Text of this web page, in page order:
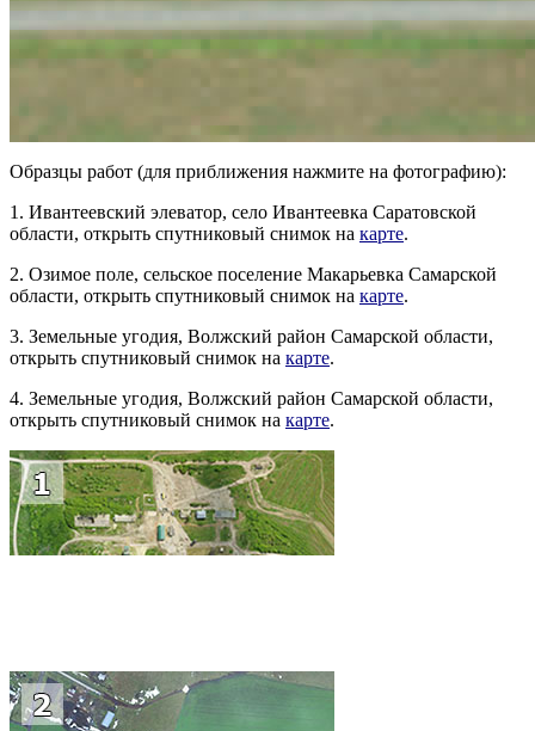
Образцы работ (для приближения нажмите на фотографию):
1. Ивантеевский элеватор, село Ивантеевка Саратовской
области, открыть спутниковый снимок на карте.
2. Озимое поле, сельское поселение Макарьевка Самарской
области, открыть спутниковый снимок на карте.
3. Земельные угодия, Волжский район Самарской области,
открыть спутниковый снимок на карте.
4. Земельные угодия, Волжский район Самарской области,
открыть спутниковый снимок на карте.